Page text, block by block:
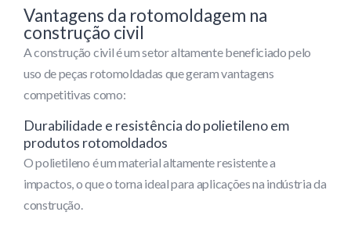
Vantagens da rotomoldagem na
construção civil
A construção civil é um setor altamente beneficiado pelo
uso de peças rotomoldadas que geram vantagens
competitivas como:
Durabilidade e resistência do polietileno em
produtos rotomoldados
O polietileno é um material altamente resistente a
impactos, o que o torna ideal para aplicações na indústria da
construção.